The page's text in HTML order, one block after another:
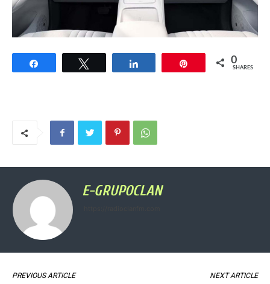
0
SHARES
E-GRUPOCLAN
PREVIOUS ARTICLE NEXT ARTICLE